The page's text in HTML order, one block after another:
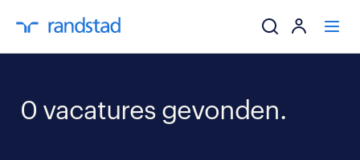
ik zoek een
0 vacatures gevonden.